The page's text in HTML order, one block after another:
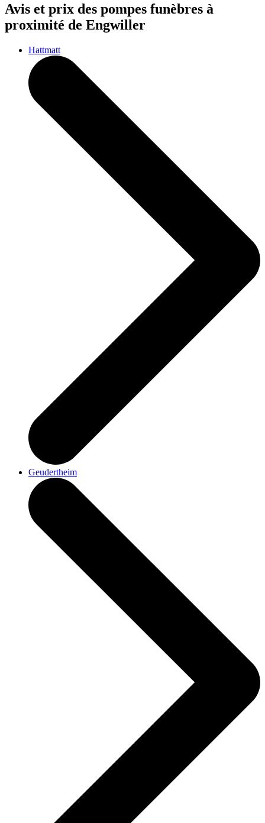
Avis et prix des pompes funèbres à
proximité de Engwiller
Hattmatt
Geudertheim